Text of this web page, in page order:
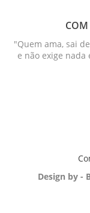
"Quem ama, sai
e não exige nada
Design by -